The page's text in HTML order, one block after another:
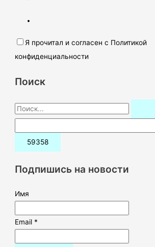
Я прочитал и согласен с Политикой
конфиденциальности
Поиск
П
о
и
:Подпишись на новости
Имя
Email *